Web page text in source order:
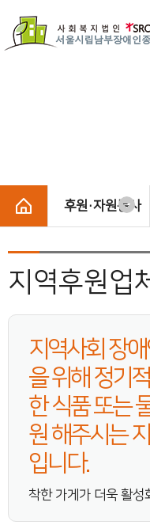
후원·자원봉사
지역후원업체
지역사회 장
을 위해 정기
한 식품 또는
원 해주시는
입니다.
착한 가게가 더욱 활성